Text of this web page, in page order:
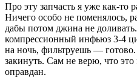
Про эту запчасть я уже как-то
Ничего особо не поменялось,
дабы потом джина не
компрессионный инфьюз 3-4
на ночь, фильтруешь —
закинуть. Сам не верю, что
оправдан.